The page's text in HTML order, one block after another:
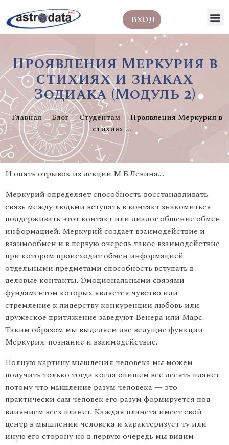
ВХОД
Проявления Меркурия в
стихиях и знаках
Зодиака (Модуль 2)
Главная Блог Студентам
Проявления Меркурия в
стихиях ...
И опять отрывок из лекции М.Б.Левина….
Меркурий определяет способность восстанавливать
связь между людьми вступать в контакт знакомиться
поддерживать этот кон­такт или диалог общение обмен
информацией. Меркурий создает взаимодействие и
взаимообмен и в первую очередь такое взаимо­действие
при котором происходит обмен информацией
отдельными предметами способность вступать в
деловые контакты. Эмоциональными связями
фундаментом которых является чувство или
стремление к лидерству конкуренции любовь или
дружеское притяжение заведуют Венера или Марс.
Таким образом мы выде­ляем две ведущие функции
Меркурия: познание и взаимодействие.
Полную картину мышления человека мы можем
получить толь­ко тогда когда опишем все десять планет
потому что мышление разум человека — это
практически сам человек его разум формируется под
влиянием всех планет. Каждая планета имеет свой
центр в мышлении человека и характеризует ту или
иную его сторо­ну но в первую очередь мы видим